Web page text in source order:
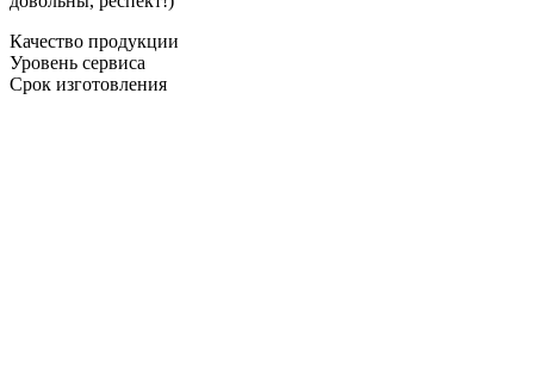
Качество продукции
Уровень сервиса
Срок изготовления